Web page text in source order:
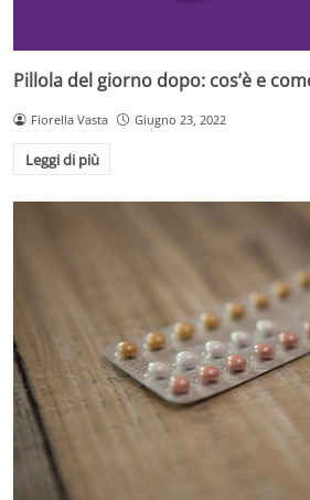
Pillola del giorno dopo: cos’è e
Fiorella Vasta Giugno 23, 2022
Leggi di più